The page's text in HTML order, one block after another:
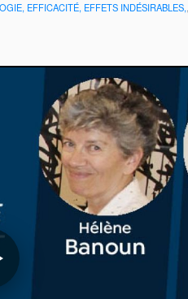
EFFICACITÉ, EFFETS INDÉSIRABLES,